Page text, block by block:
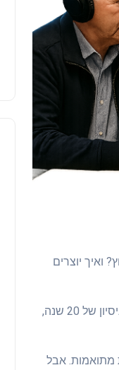
יוצרים
בפרק הפודקאסט השבועי של NewTaxi, אירחנו שלושה אורחים מיוחדים: אבי – נהג מונית עם ניסיון של 20 שנה,
מתואמות. אבל